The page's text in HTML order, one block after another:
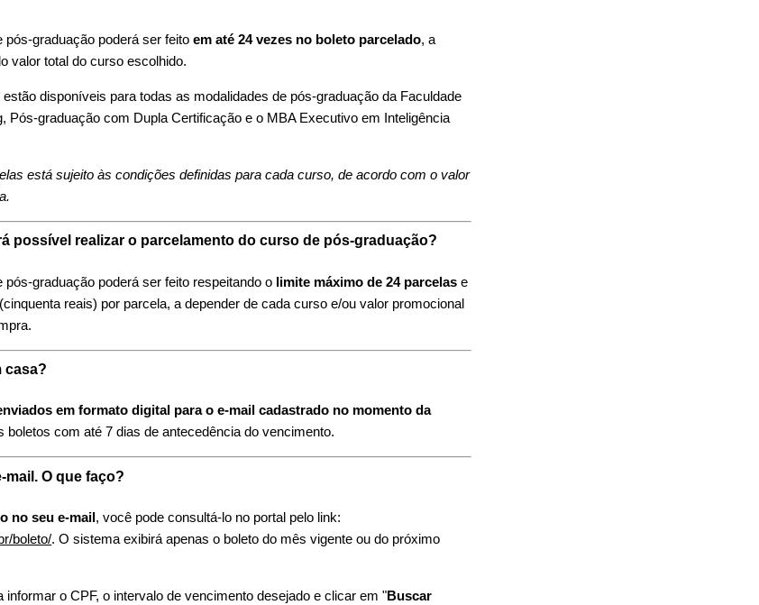
pós-graduação poderá ser feitoem até 24 vezes no boleto parcelado, a
valor total do curso escolhido.
disponíveis para todas as modalidades de pós-graduação da Faculdade
Pós-graduação com Dupla Certificação e o MBA Executivo em Inteligência
está sujeito às condições definidas para cada curso, de acordo com o valor
possível realizar o parcelamento do curso de pós-graduação?
graduação poderá ser feito respeitando o limite máximo de 24 parcelas e
reais) por parcela, a depender de cada curso e/ou valor promocional
casa?
em formato digital para o e-mail cadastrado no momento da
boletos com até 7 dias de antecedência do vencimento.
mail. O que faço?
no seu e-mail, você pode consultá-lo no portal pelo link:
boleto/. O sistema exibirá apenas o boleto do mês vigente ou do próximo
o CPF, o intervalo de vencimento desejado e clicar em "Buscar